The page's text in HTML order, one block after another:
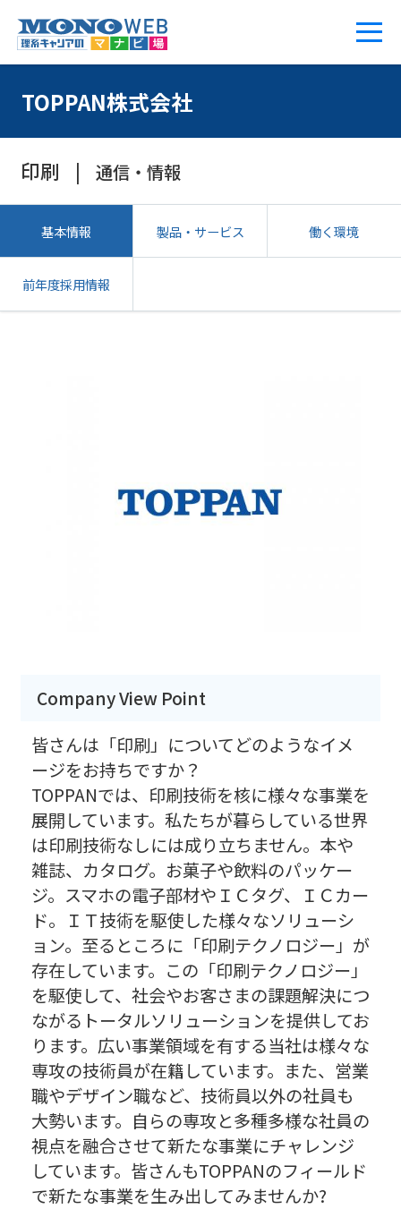
TOPPAN株式会社
印刷 通信・情報
基本情報 製品・サービス 働く環境
前年度採用情報
Company View Point
皆さんは「印刷」についてどのようなイメ
ージをお持ちですか？
TOPPANでは、印刷技術を核に様々な事業を
展開しています。私たちが暮らしている世界
は印刷技術なしには成り立ちません。本や
雑誌、カタログ。お菓子や飲料のパッケー
ジ。スマホの電子部材やＩＣタグ、ＩＣカー
ド。ＩＴ技術を駆使した様々なソリューシ
ョン。至るところに「印刷テクノロジー」が
存在しています。この「印刷テクノロジー」
を駆使して、社会やお客さまの課題解決につ
ながるトータルソリューションを提供してお
ります。広い事業領域を有する当社は様々な
専攻の技術員が在籍しています。また、営業
職やデザイン職など、技術員以外の社員も
大勢います。自らの専攻と多種多様な社員の
視点を融合させて新たな事業にチャレンジ
しています。皆さんもTOPPANのフィールド
で新たな事業を生み出してみませんか?